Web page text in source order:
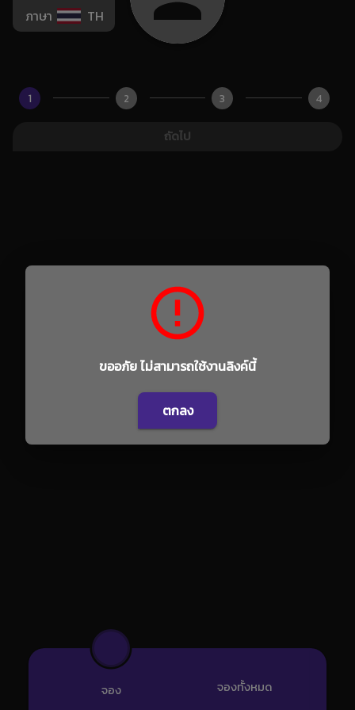
ภาษา TH
1 2 3 4
ถัดไป
จอง จองทั้งหมด
ขออภัย ไม่สามารถใช้งานลิงค์นี้
ตกลง